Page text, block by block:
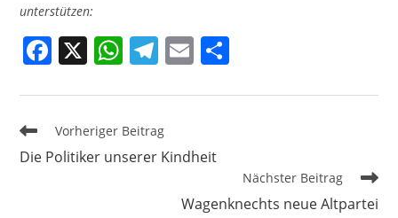
unterstützen:
F
c
e
b
X W
at
s
A
T
e
gr
a
m
E
ai le
Weitere
ansehen
Vorheriger Beitrag
Die Politiker unserer Kindheit
Nächster Beitrag
Wagenknechts neue Altpartei